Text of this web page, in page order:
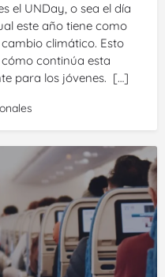
el UNDay, o sea el día
este año tiene como
climático. Esto
continúa esta
para los jóvenes. […]